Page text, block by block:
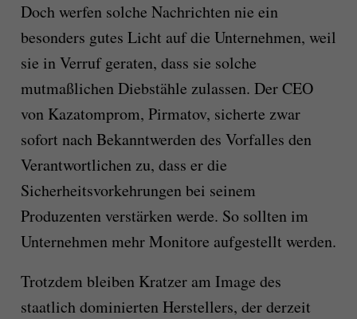
Doch werfen solche Nachrichten nie ein
besonders gutes Licht auf die Unternehmen, weil
sie in Verruf geraten, dass sie solche
mutmaßlichen Diebstähle zulassen. Der CEO
von Kazatomprom, Pirmatov, sicherte zwar
sofort nach Bekanntwerden des Vorfalles den
Verantwortlichen zu, dass er die
Sicherheitsvorkehrungen bei seinem
Produzenten verstärken werde. So sollten im
Unternehmen mehr Monitore aufgestellt werden.
Trotzdem bleiben Kratzer am Image des
staatlich dominierten Herstellers, der derzeit